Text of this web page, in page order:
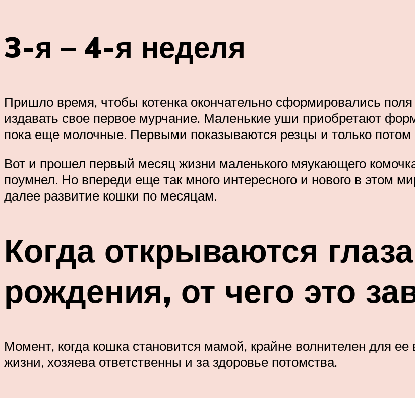
3-я – 4-я неделя
Пришло время, чтобы котенка окончательно сформировались
издавать свое первое мурчание. Маленькие уши приобретают
пока еще молочные. Первыми показываются резцы и только
Вот и прошел первый месяц жизни маленького мяукающего
поумнел. Но впереди еще так много интересного и нового в этом
далее развитие кошки по месяцам.
Когда открываются
рождения, от чего это
Момент, когда кошка становится мамой, крайне волнителен для
жизни, хозяева ответственны и за здоровье потомства.